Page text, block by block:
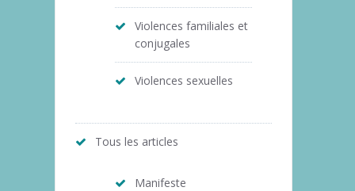
Violences familiales et
conjugales
Violences sexuelles
Tous les articles
Manifeste